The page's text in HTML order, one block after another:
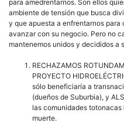
para amedrentarnos. Son ellos
ambiente de tensión que busca
y que apuesta a enfrentarnos para
avanzar con su negocio. Pero no
mantenemos unidos y decididos a
RECHAZAMOS
PROYECTO
sólo beneficiaría a
(dueños de Suburbia), y
las comunidades
muerte.